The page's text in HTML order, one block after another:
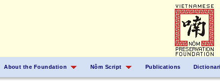
About the Foundation Nôm Script Publications